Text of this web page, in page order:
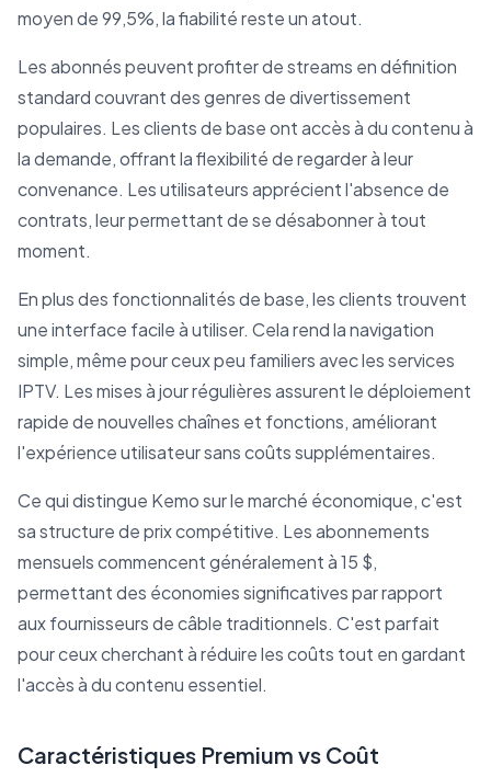
moyen de 99,5%, la fiabilité reste un atout.
Les abonnés peuvent profiter de streams en définition
standard couvrant des genres de divertissement
populaires. Les clients de base ont accès à du contenu à
la demande, offrant la flexibilité de regarder à leur
convenance. Les utilisateurs apprécient l'absence de
contrats, leur permettant de se désabonner à tout
moment.
En plus des fonctionnalités de base, les clients trouvent
une interface facile à utiliser. Cela rend la navigation
simple, même pour ceux peu familiers avec les services
IPTV. Les mises à jour régulières assurent le déploiement
rapide de nouvelles chaînes et fonctions, améliorant
l'expérience utilisateur sans coûts supplémentaires.
Ce qui distingue Kemo sur le marché économique, c'est
sa structure de prix compétitive. Les abonnements
mensuels commencent généralement à 15 $,
permettant des économies significatives par rapport
aux fournisseurs de câble traditionnels. C'est parfait
pour ceux cherchant à réduire les coûts tout en gardant
l'accès à du contenu essentiel.
Caractéristiques Premium vs Coût